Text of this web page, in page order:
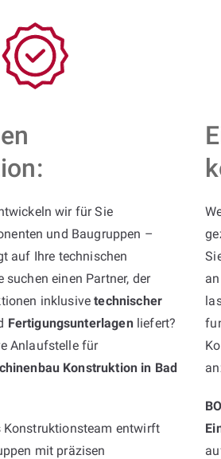
wir für Sie
und Baugruppen –
auf Ihre technischen
einen Partner, der
inklusivetechnischer
Fertigungsunterlagenliefert?
Anlaufstelle für
Konstruktion in Bad
Konstruktionsteam entwirft
mit präzisen